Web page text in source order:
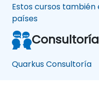
Estos cursos
países
Consultoría
Quarkus Consultoría